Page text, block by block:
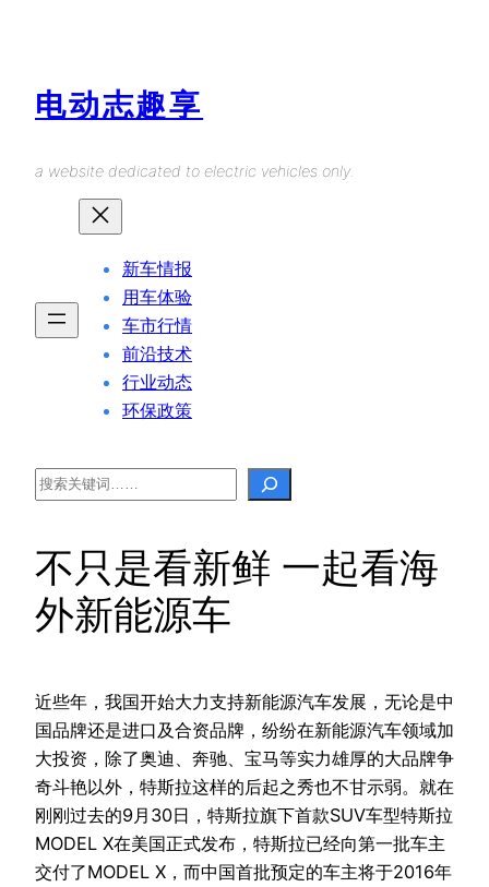
电动志趣享
a website dedicated to electric vehicles only.
新车情报
用车体验
车市行情
前沿技术
行业动态
环保政策
Search
不只是看新鲜 一起看海
外新能源车
近些年，我国开始大力支持新能源汽车发展，无论是中
国品牌还是进口及合资品牌，纷纷在新能源汽车领域加
大投资，除了奥迪、奔驰、宝马等实力雄厚的大品牌争
奇斗艳以外，特斯拉这样的后起之秀也不甘示弱。就在
刚刚过去的9月30日，特斯拉旗下首款SUV车型特斯拉
MODEL X在美国正式发布，特斯拉已经向第一批车主
交付了MODEL X，而中国首批预定的车主将于2016年